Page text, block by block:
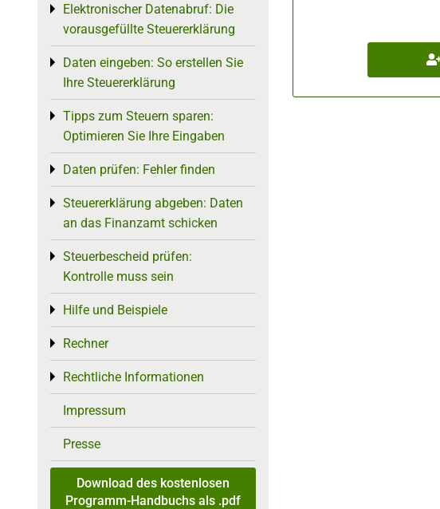
Elektronischer Datenabruf: Die
vorausgefüllte Steuererklärung
Toggle menu
Daten eingeben: So erstellen Sie
Ihre Steuererklärung
Toggle menu
Tipps zum Steuern sparen:
Optimieren Sie Ihre Eingaben
Toggle menu
Daten prüfen: Fehler finden
Toggle menu
Steuererklärung abgeben: Daten
an das Finanzamt schicken
Toggle menu
Steuerbescheid prüfen:
Kontrolle muss sein
Toggle menu
Hilfe und Beispiele
Toggle menu
Rechner
Toggle menu
Rechtliche Informationen
Toggle menu
Impressum
Presse
Download des kostenlosen
Programm-Handbuchs als .pdf